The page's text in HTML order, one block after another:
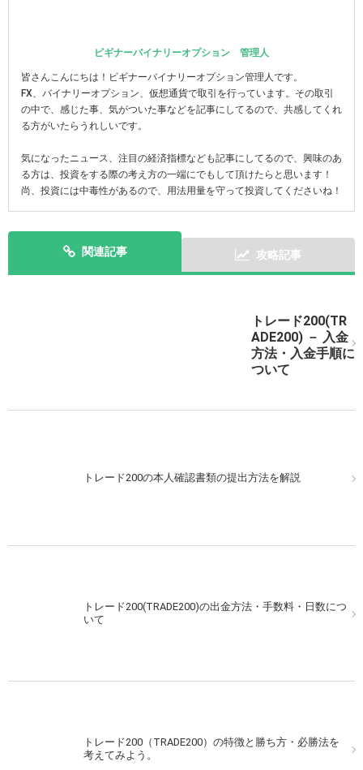
ビギナーバイナリーオプション 管理人
皆さんこんにちは！ビギナーバイナリーオプション管理人です。
FX、バイナリーオプション、仮想通貨で取引を行っています。その取引
の中で、感じた事、気がついた事などを記事にしてるので、共感してくれ
る方がいたらうれしいです。
気になったニュース、注目の経済指標なども記事にしてるので、興味のあ
る方は、投資をする際の考え方の一端にでもして頂けたらと思います！
尚、投資には中毒性があるので、用法用量を守って投資してくださいね！
関連記事 攻略記事
トレード200(TR
ADE200) － 入金
方法・入金手順に
ついて
トレード200の本人確認書類の提出方法を解説
トレード200(TRADE200)の出金方法・手数料・日数につ
いて
トレード200（TRADE200）の特徴と勝ち方・必勝法を
考えてみよう。
トレード200（TRADE200）で簡単な実戦取引をしてみ
トレード200（TRADE200）での実戦取引CCIの動きに目
星をつけよう！
トレード200（TRADE200）を夕方から狙う！簡単な予
測を利用してみよう！
トレード200（TRADE200）で実戦取引！勝ちに行くそ
の心意気！